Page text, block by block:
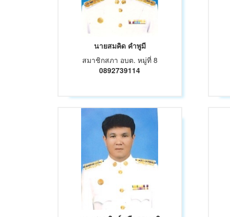
นายสมคิด คำพูมี
สมาชิกสภา อบต. หมู่ที่ 8
0892739114